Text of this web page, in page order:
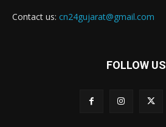
Contact us: cn24gujarat@gmail.com
FOLLOW US